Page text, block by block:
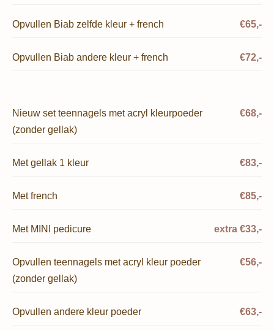
Opvullen Biab zelfde kleur + french €65,-
Opvullen Biab andere kleur + french €72,-
Nieuw set teennagels met acryl kleurpoeder
(zonder gellak)
€68,-
Met gellak 1 kleur €83,-
Met french €85,-
Met MINI pedicure extra €33,-
Opvullen teennagels met acryl kleur poeder
(zonder gellak)
€56,-
Opvullen andere kleur poeder €63,-